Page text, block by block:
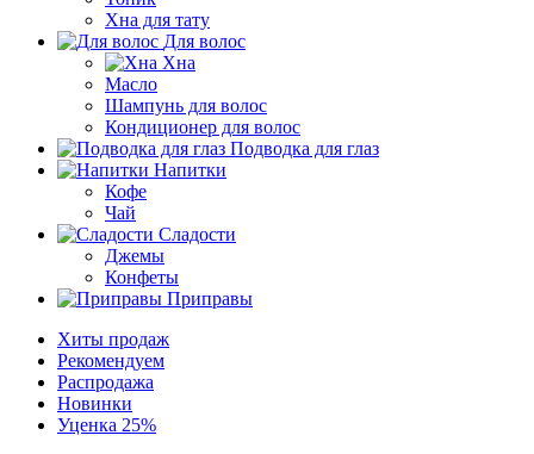
Хна для тату
Для волос
Хна
Масло
Шампунь для волос
Кондиционер для волос
Подводка для глаз
Напитки
Кофе
Чай
Сладости
Джемы
Конфеты
Приправы
Хиты продаж
Рекомендуем
Распродажа
Новинки
Уценка 25%